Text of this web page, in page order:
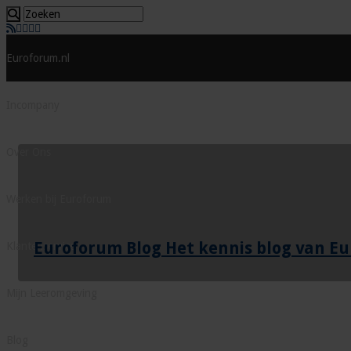
Euroforum.nl
Klantenservice
Euroforum Blog Het kennis blog van